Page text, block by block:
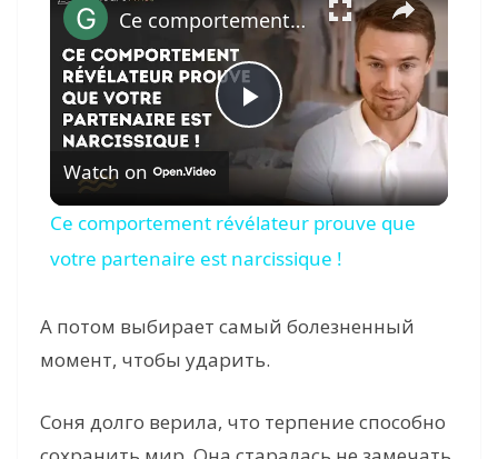
P
l
a
y
Ce comportement révélateur prouve que votre partenaire est narcissique !
Watch on
Ce comportement révélateur prouve que
votre partenaire est narcissique !
А потом выбирает самый болезненный
момент, чтобы ударить.
Соня долго верила, что терпение способно